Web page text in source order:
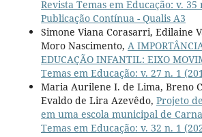
Revista Temas em Educação: v. 35
Publicação Contínua - Qualis A3
Simone Viana Corasarri, Edilaine
Moro Nascimento, A
EDUCAÇÃO INFANTIL: EIXO
Temas em Educação: v. 27 n. 1
Maria Aurilene I. de Lima, Breno
Evaldo de Lira Azevêdo, Projeto
em uma escola municipal de
Temas em Educação: v. 32 n. 1